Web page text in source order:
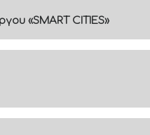
«SMART CITIES»